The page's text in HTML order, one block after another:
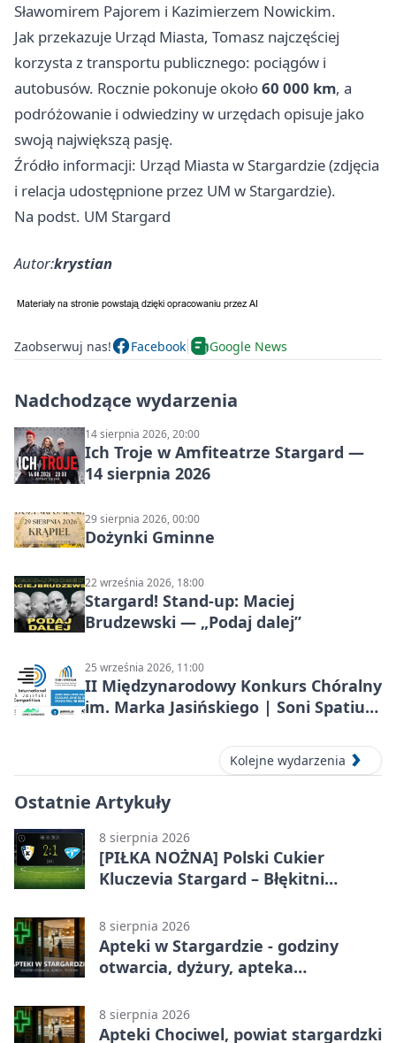
Sławomirem Pajorem i Kazimierzem Nowickim.
Jak przekazuje Urząd Miasta, Tomasz najczęściej
korzysta z transportu publicznego: pociągów i
autobusów. Rocznie pokonuje około60 000 km, a
podróżowanie i odwiedziny w urzędach opisuje jako
swoją największą pasję.
Źródło informacji: Urząd Miasta w Stargardzie (zdjęcia
i relacja udostępnione przez UM w Stargardzie).
Na podst. UM Stargard
Autor:krystian
Zaobserwuj nas! Facebook Google News
Nadchodzące wydarzenia
14 sierpnia 2026, 20:00
Ich Troje w Amfiteatrze Stargard —
14 sierpnia 2026
29 sierpnia 2026, 00:00
Dożynki Gminne
22 września 2026, 18:00
Stargard! Stand-up: Maciej
Brudzewski — „Podaj dalej”
25 września 2026, 11:00
II Międzynarodowy Konkurs Chóralny
im. Marka Jasińskiego | Soni Spatium
Kolejne wydarzenia
Ostatnie Artykuły
8 sierpnia 2026
[PIŁKA NOŻNA] Polski Cukier
Kluczevia Stargard – Błękitni
Lidze Grupa 2 (Grupa II)
8 sierpnia 2026
Apteki w Stargardzie - godziny
otwarcia, dyżury, apteka
8 sierpnia 2026
Apteki Chociwel, powiat stargardzki